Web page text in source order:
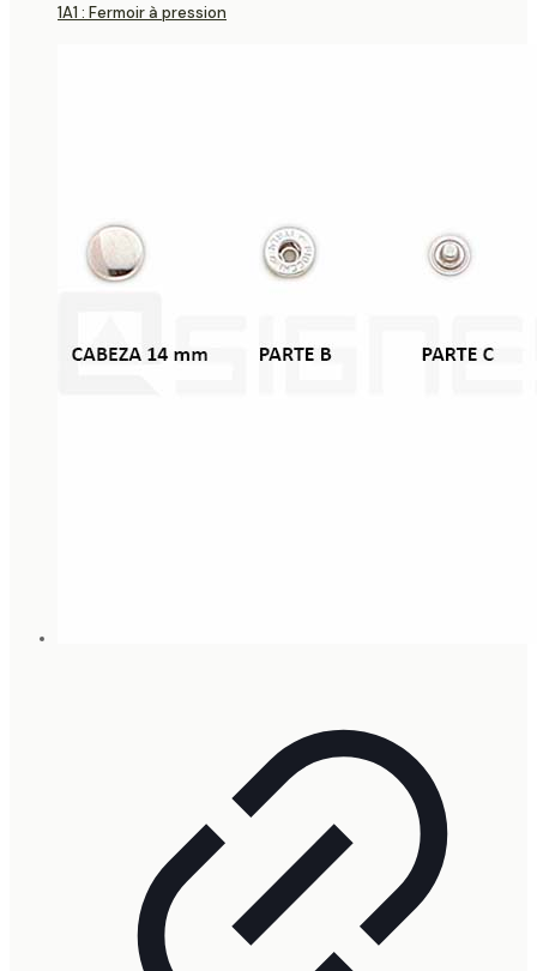
1A1 : Fermoir à pression